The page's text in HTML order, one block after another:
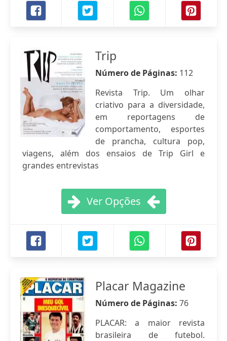
Trip
Número de Páginas: 112
Revista Trip. Um olhar
criativo para a diversidade,
em reportagens de
comportamento, esportes
de prancha, cultura pop,
viagens, além dos ensaios de Trip Girl e
grandes entrevistas
Ver Opções
Placar Magazine
Número de Páginas: 76
PLACAR: a maior revista
brasileira de futebol.